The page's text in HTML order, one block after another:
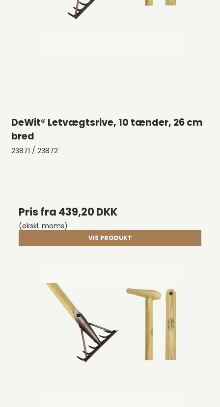
DeWit® Letvægtsrive, 10 tænder, 26 cm
bred
23871 / 23872
Pris fra 439,20 DKK
(ekskl. moms)
VIS PRODUKT